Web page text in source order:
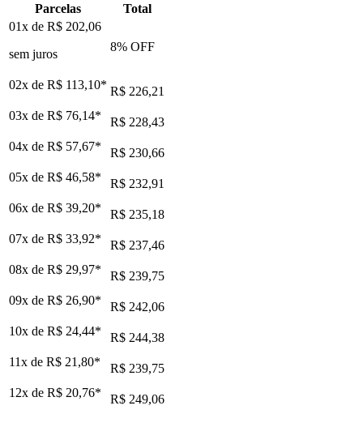
Parcelas
Total
01x de R$ 202,06
sem juros
8% OFF
02x de R$ 113,10* R$ 226,21
03x de R$ 76,14*
R$ 228,43
04x de R$ 57,67*
R$ 230,66
05x de R$ 46,58*
R$ 232,91
06x de R$ 39,20*
R$ 235,18
07x de R$ 33,92*
R$ 237,46
08x de R$ 29,97*
R$ 239,75
09x de R$ 26,90*
R$ 242,06
10x de R$ 24,44*
R$ 244,38
11x de R$ 21,80*
R$ 239,75
12x de R$ 20,76* R$ 249,06